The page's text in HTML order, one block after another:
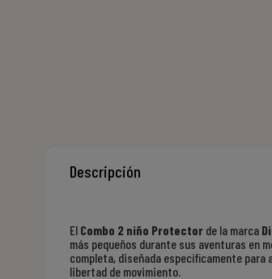
Descripción
El Combo 2 niño Protector de la marca
más pequeños durante sus aventuras en
completa, diseñada específicamente para
libertad de movimiento.